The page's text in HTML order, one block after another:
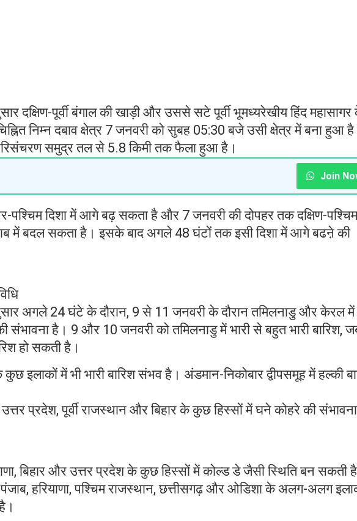
दक्षिण-पूर्वी बंगाल की खाड़ी और उससे सटे पूर्वी भूमध्यरेखीय हिंद
निम्न दबाव क्षेत्र 7 जनवरी को सुबह 05:30 बजे उसी क्षेत्र में बना हुआ
समुद्र तल से 5.8 किमी तक फैला हुआ है।
Join
पश्चिम दिशा में आगे बढ़ सकता है और 7 जनवरी की दोपहर तक दक्षिण-पश्चिम
में बदल सकता है। इसके बाद अगले 48 घंटों तक इसी दिशा में आगे बढऩे की
अगले 24 घंटे के दौरान, 9 से 11 जनवरी के दौरान तमिलनाडु और केरल में
संभावना है। 9 और 10 जनवरी को तमिलनाडु में भारी से बहुत भारी बारिश,
हो सकती है।
इलाकों में भी भारी बारिश संभव है। अंडमान-निकोबार द्वीपसमूह में हल्की
उत्तर प्रदेश, पूर्वी राजस्थान और बिहार के कुछ हिस्सों में घने कोहरे की
बिहार और उत्तर प्रदेश के कुछ हिस्सों में कोल्ड डे जैसी स्थिति बन सकती
हरियाणा, पश्चिम राजस्थान, छत्तीसगढ़ और ओडिशा के अलग-अलग